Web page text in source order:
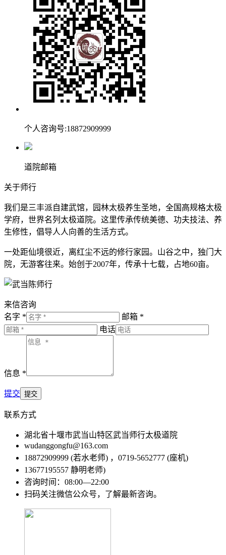
个人咨询号:18872909999
道院邮箱
关于师行
我们是三丰派自建武馆，园林太极养生圣地，全国高规格太极
学府，世界名列太极道院。这里传承传统美德、功夫技法、养
生修性，倡导人人向善的生活方式。
一处距仙境很近，离红尘不远的修行家园。山谷之中，独门大
院，无游客往来。始创于2007年，传承十七载，占地60亩。
来信咨询
名字 *
邮箱 *
电话
信息 *
提交
联系方式
湖北省十堰市武当山特区武当师行太极道院
wudanggongfu@163.com
18872909999 (若水老师) ，0719-5652777 (座机)
13677195557 静明老师)
咨询时间：08:00—22:00
扫码关注微信公众号，了解最新咨询。